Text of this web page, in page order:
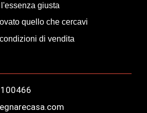
giusta
quello che cercavi
di vendita